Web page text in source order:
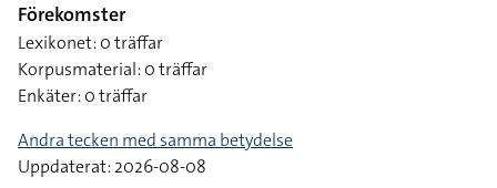
Förekomster
Lexikonet: 0 träffar
Korpusmaterial: 0 träffar
Enkäter: 0 träffar
Andra tecken med samma betydelse
Uppdaterat: 2026-08-08